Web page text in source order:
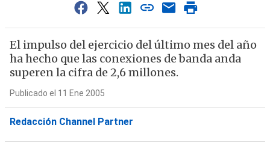
El impulso del ejercicio del último mes del año
ha hecho que las conexiones de banda anda
superen la cifra de 2,6 millones.
Publicado el 11 Ene 2005
Redacción Channel Partner